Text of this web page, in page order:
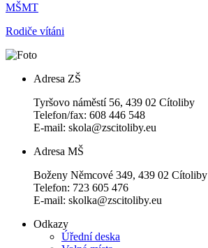
MŠMT
Rodiče vítáni
Adresa ZŠ
Tyršovo náměstí 56, 439 02 Cítoliby
Telefon/fax: 608 446 548
E-mail: skola@zscitoliby.eu
Adresa MŠ
Boženy Němcové 349, 439 02 Cítoliby
Telefon: 723 605 476
E-mail: skolka@zscitoliby.eu
Odkazy
Úřední deska